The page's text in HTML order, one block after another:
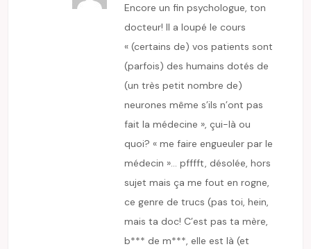
Encore un fin psychologue, ton
docteur! Il a loupé le cours
« (certains de) vos patients sont
(parfois) des humains dotés de
(un très petit nombre de)
neurones même s’ils n’ont pas
fait la médecine », çui-là ou
quoi? « me faire engueuler par le
médecin »… pfffft, désolée, hors
sujet mais ça me fout en rogne,
ce genre de trucs (pas toi, hein,
mais ta doc! C’est pas ta mère,
b*** de m***, elle est là (et